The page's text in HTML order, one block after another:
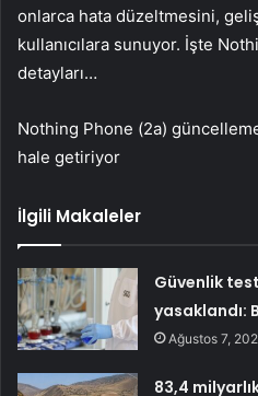
onlarca hata düzeltmesini,
kullanıcılara sunuyor. İşte
detayları…
Nothing Phone (2a)
hale getiriyor
İlgili Makaleler
Güvenlik
yasaklandı:
Ağustos 7,
83,4